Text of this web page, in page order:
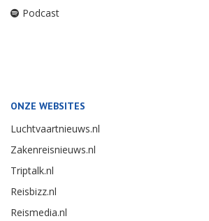
Podcast
ONZE WEBSITES
Luchtvaartnieuws.nl
Zakenreisnieuws.nl
Triptalk.nl
Reisbizz.nl
Reismedia.nl